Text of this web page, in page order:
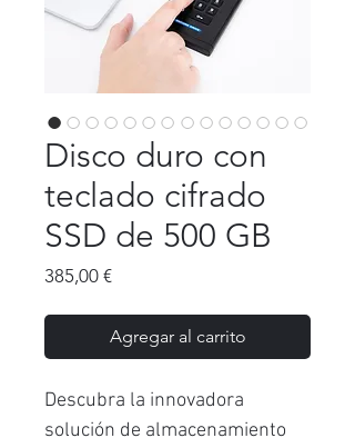
Disco duro con
teclado cifrado
SSD de 500 GB
385,00 €Precio
Agregar al carrito
Descubra la innovadora
solución de almacenamiento